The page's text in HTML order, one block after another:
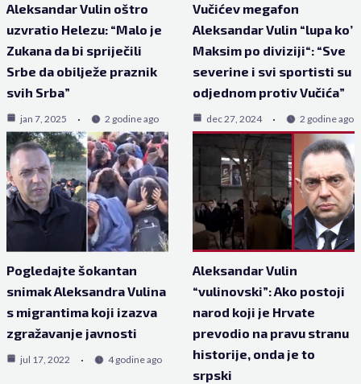
Aleksandar Vulin oštro
uzvratio Helezu: “Malo je
Zukana da bi spriječili
Srbe da obilježe praznik
svih Srba”
jan 7, 2025 2 godine ago
Vučićev megafon
Aleksandar Vulin “lupa ko’
Maksim po diviziji“: “Sve
severine i svi sportisti su
odjednom protiv Vučića”
dec 27, 2024 2 godine ago
Pogledajte šokantan
snimak Aleksandra Vulina
s migrantima koji izazva
zgražavanje javnosti
jul 17, 2022 4 godine ago
Aleksandar Vulin
“vulinovski”: Ako postoji
narod koji je Hrvate
prevodio na pravu stranu
historije, onda je to
srpski